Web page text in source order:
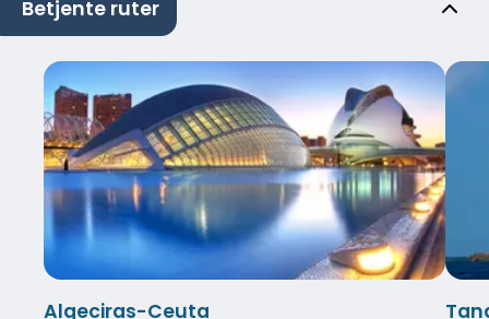
Betjente ruter
Algeciras-Ceuta